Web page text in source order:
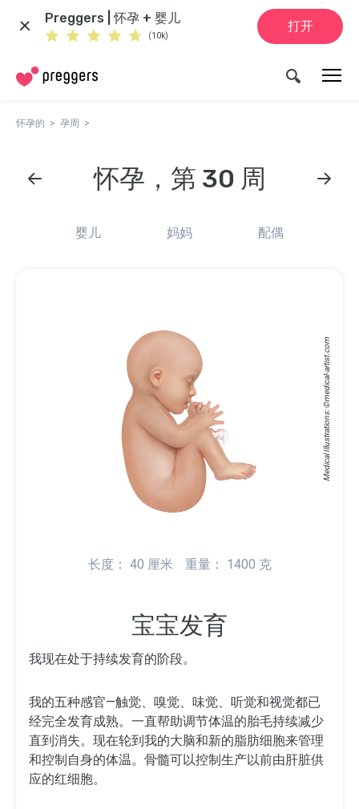
Preggers | 怀孕 + 婴儿
(10k)
打开
怀孕的 孕周
怀孕，第 30 周
婴儿 妈妈 配偶
Medical Illustrations: ©
medical-artist.com
长度： 40 厘米 重量： 1400 克
宝宝发育
我现在处于持续发育的阶段。
我的五种感官—触觉、嗅觉、味觉、听觉和视觉都已
经完全发育成熟。一直帮助调节体温的胎毛持续减少
直到消失。现在轮到我的大脑和新的脂肪细胞来管理
和控制自身的体温。骨髓可以控制生产以前由肝脏供
应的红细胞。